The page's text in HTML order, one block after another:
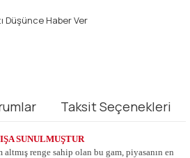
Düşünce Haber Ver
Taksit Seçenekleri
SUNULMUŞTUR
renge sahip olan bu gam, piyasanın en